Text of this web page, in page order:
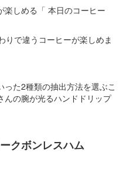
楽しめる「 本日のコーヒー
りで違うコーヒーが楽しめま
た2種類の抽出方法を選ぶこ
んの腕が光るハンドドリップ
クボンレスハム